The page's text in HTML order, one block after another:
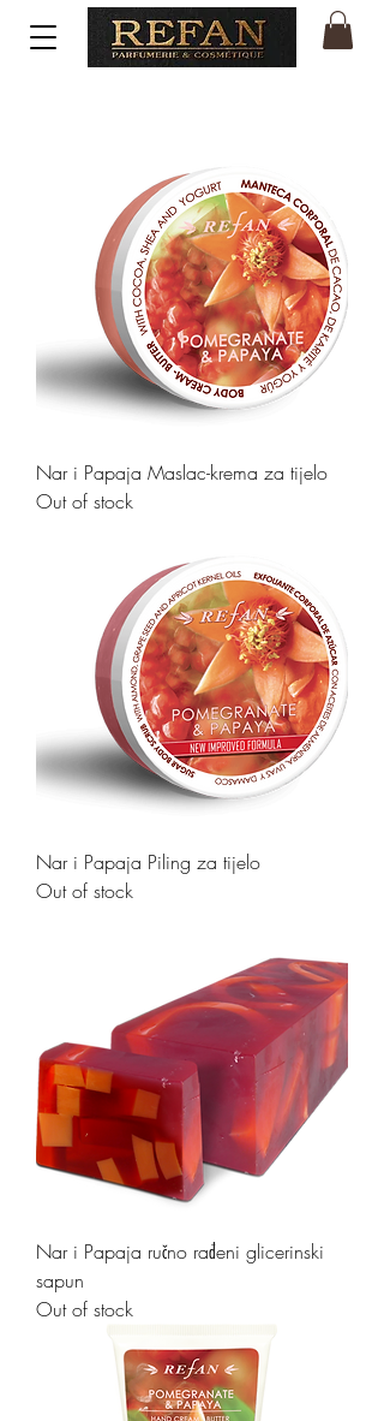
Nar i Papaja Maslac-krema za tijelo
Out of stock
Nar i Papaja Piling za tijelo
Out of stock
Nar i Papaja ručno rađeni glicerinski
sapun
Out of stock